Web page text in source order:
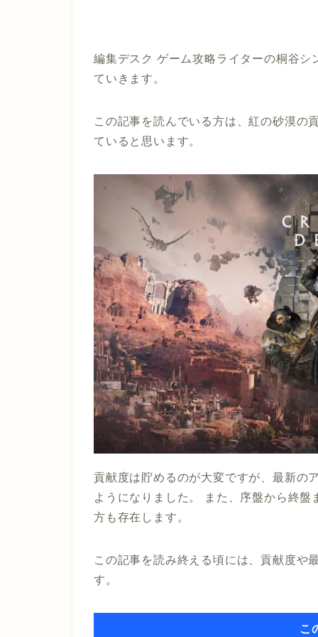
編集デスク ゲーム攻略ライターの桐谷
ていきます。
この記事を読んでいる方は、紅の砂漠の
ていると思います。
貢献度は貯めるのが大変ですが、最新の
ようになりました。 また、序盤から終
方も存在します。
この記事を読み終える頃には、貢献度や
す。
こ